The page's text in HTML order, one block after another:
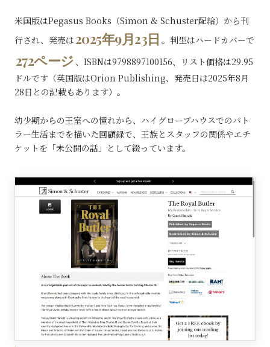
米国版はPegasus Books（Simon & Schuster配給）から刊
行され、発売は 2025年9月23日 。判型はハードカバーで
272ページ、ISBNは9798897100156、リスト価格は29.95
ドルです（英国版はOrion Publishing、発売日は2025年8月
28日との記載もあります）。
幼少期からの王室への憧れから、ハイグローブハウスでのバト
ラー生活までを描いた回顧録で、王族とスタッフの関係やエチ
ケットを「未公開の話」として綴っています。